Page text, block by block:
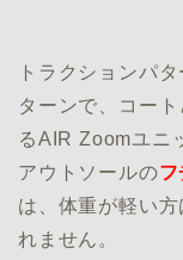
トラクションパ
ターンで、コー
るAIR Zoomユニ
アウトソールの
は、体重が軽い
れません。